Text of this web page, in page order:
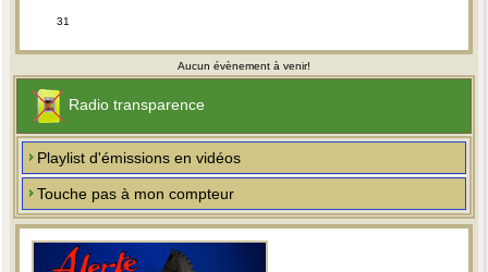
31
Aucun évènement à venir!
Radio transparence
Playlist d'émissions en vidéos
Touche pas à mon compteur